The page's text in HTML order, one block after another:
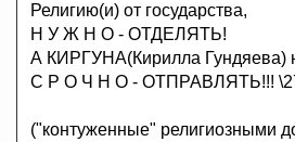
Религию(и) от государства,
Н У Ж Н О - ОТДЕЛЯТЬ!
А КИРГУНА(Кирилла Гундяева)
С Р О Ч Н О - ОТПРАВЛЯТЬ!!!
("контуженные" религиозными